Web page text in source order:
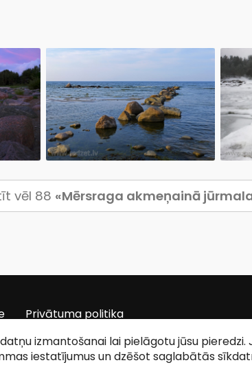
vēl 88 «Mērsraga akmeņainā
Privātuma politika
izmantošanai lai pielāgotu jūsu
iestatījumus un dzēšot saglabātās